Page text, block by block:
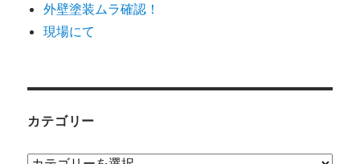
外壁塗装ムラ確認！
現場にて
カテゴリー